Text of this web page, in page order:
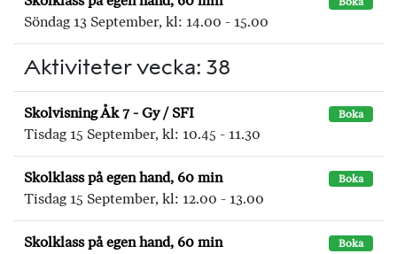
Söndag 13 September, kl: 14.00 - 15.00
Aktiviteter vecka: 38
Skolvisning Åk 7 - Gy / SFI Boka
Tisdag 15 September, kl: 10.45 - 11.30
Skolklass på egen hand, 60 min Boka
Tisdag 15 September, kl: 12.00 - 13.00
Skolklass på egen hand, 60 min Boka